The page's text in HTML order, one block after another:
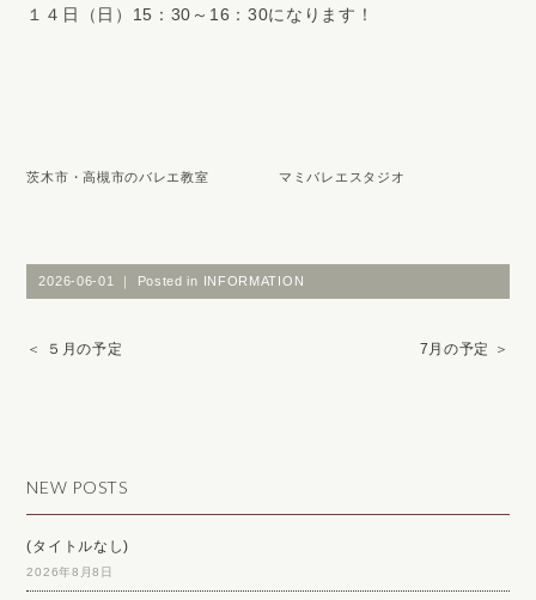
１４日（日）15：30～16：30になります！
茨木市・高槻市のバレエ教室 マミバレエスタジオ
2026-06-01 ｜ Posted in INFORMATION
＜ ５月の予定 7月の予定 ＞
NEW POSTS
(タイトルなし)
2026年8月8日